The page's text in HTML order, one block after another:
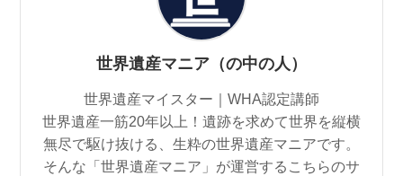
世界遺産マニア（の中の人）
世界遺産マイスター｜WHA認定講師
世界遺産一筋20年以上！遺跡を求めて世界を縦横
無尽で駆け抜ける、生粋の世界遺産マニアです。
そんな「世界遺産マニア」が運営するこちらのサ